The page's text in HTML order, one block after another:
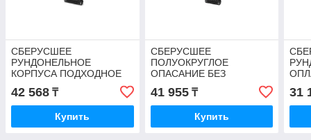
СБЕРУСШЕЕ
РУНДОНЕЛЬНОЕ
КОРПУСА ПОДХОДНОЕ
ДЛЯ ИСПОЛЬЗОВАНИЯ С
КОНТРОЛЛЕРАМИ
YOKOGAWA
42 568 ₸
Купить
СБЕРУСШЕЕ
ПОЛУОКРУГЛОЕ
ОПАСАНИЕ БЕЗ
ХЛАВКОСТЕНОГО
ИЗДАНИЯ
41 955₸
Купить
31